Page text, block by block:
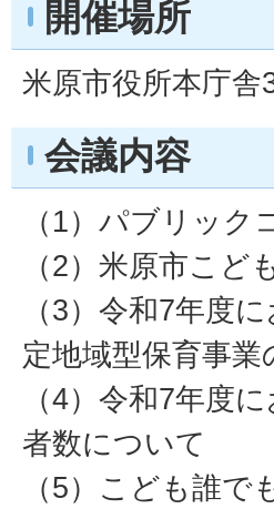
開催場所
米原市役所本庁舎
会議内容
（1）パブリッ
（2）米原市こど
（3）令和7年度
定地域型保育事
（4）令和7年度
者数について
（5）こども誰